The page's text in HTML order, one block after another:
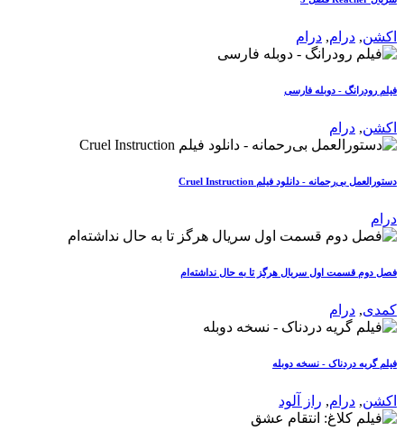
اکشن, درام, درام
فیلم رودرانگ - دوبله فارسی
اکشن, درام
دستورالعمل بی‌رحمانه - دانلود فیلم Cruel Instruction
درام
فصل دوم قسمت اول سریال هرگز تا به حال نداشته‌ام
کمدی, درام
فیلم گریه دردناک - نسخه دوبله
اکشن, درام, راز آلود